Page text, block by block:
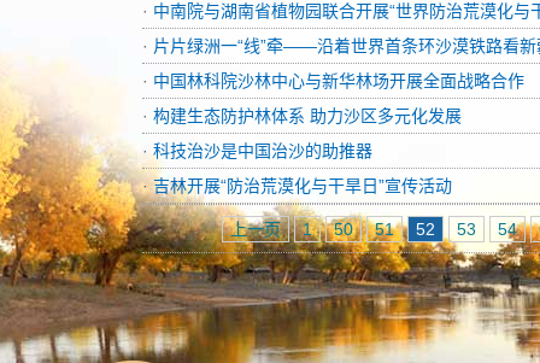
· 中南院与湖南省植物园联合开展“世界防治荒漠化与
· 片片绿洲一“线”牵——沿着世界首条环沙漠铁路看新
· 中国林科院沙林中心与新华林场开展全面战略合作
· 构建生态防护林体系 助力沙区多元化发展
· 科技治沙是中国治沙的助推器
· 吉林开展“防治荒漠化与干旱日”宣传活动
上一页 1 50 51 52 53 54